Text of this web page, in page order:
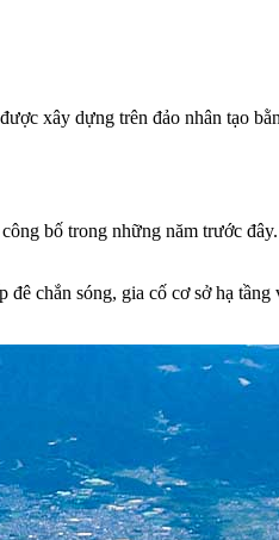
xây dựng trên đảo nhân tạo
bố trong những năm trước
chắn sóng, gia cố cơ sở hạ